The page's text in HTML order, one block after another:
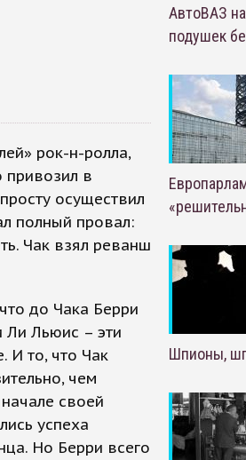
рок-н-ролла,
привозил в
осуществил
полный провал:
Чак взял реванш
до Чака Берри
Ли Льюис – эти
И то, что Чак
чем
своей
успеха
Но Берри всего
АвтоВАЗ
подушек
Шпионы,